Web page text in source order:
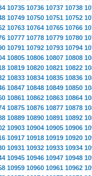
10735 10736 10737 10738
10749 10750 10751 10752
10763 10764 10765 10766
10777 10778 10779 10780
10791 10792 10793 10794
10805 10806 10807 10808
10819 10820 10821 10822
10833 10834 10835 10836
10847 10848 10849 10850
10861 10862 10863 10864
10875 10876 10877 10878
10889 10890 10891 10892
10903 10904 10905 10906
10917 10918 10919 10920
10931 10932 10933 10934
10945 10946 10947 10948
10959 10960 10961 10962